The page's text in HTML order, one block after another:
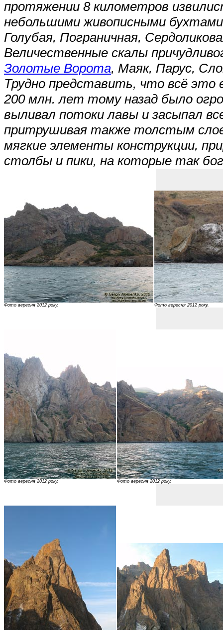
протяжении 8 километров
небольшими живописными бухтами
Голубая, Пограничная,
Величественные скалы
Золотые Ворота, Маяк, Парус,
Трудно представить, что всё это
200 млн. лет тому назад было
выливал потоки лавы и засыпал
притрушивая также толстым
мягкие элементы конструкции,
столбы и пики, на которые так
Фото вересня 2012 року. Фото вересня 2012 року.
Фото вересня 2012 року. Фото вересня 2012 року.